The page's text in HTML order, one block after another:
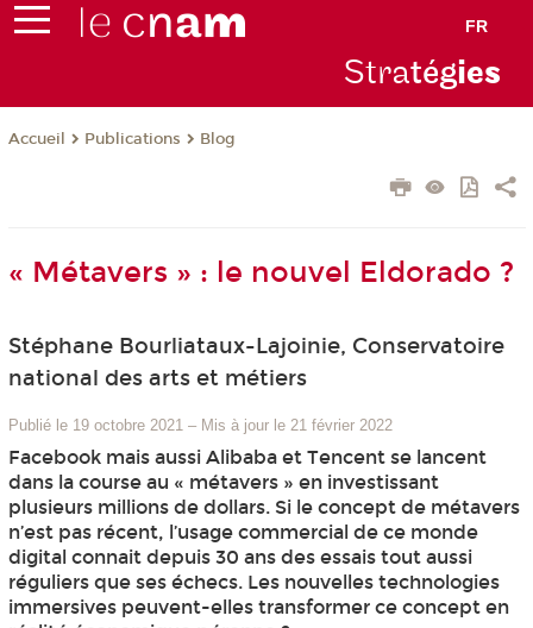
FR
Stratégies
Accueil Publications Blog
« Métavers » : le nouvel Eldorado ?
Stéphane Bourliataux-Lajoinie, Conservatoire
national des arts et métiers
Publié le 19 octobre 2021 – Mis à jour le 21 février 2022
Facebook mais aussi Alibaba et Tencent se lancent
dans la course au « métavers » en investissant
plusieurs millions de dollars. Si le concept de métavers
n’est pas récent, l’usage commercial de ce monde
digital connait depuis 30 ans des essais tout aussi
réguliers que ses échecs. Les nouvelles technologies
immersives peuvent-elles transformer ce concept en